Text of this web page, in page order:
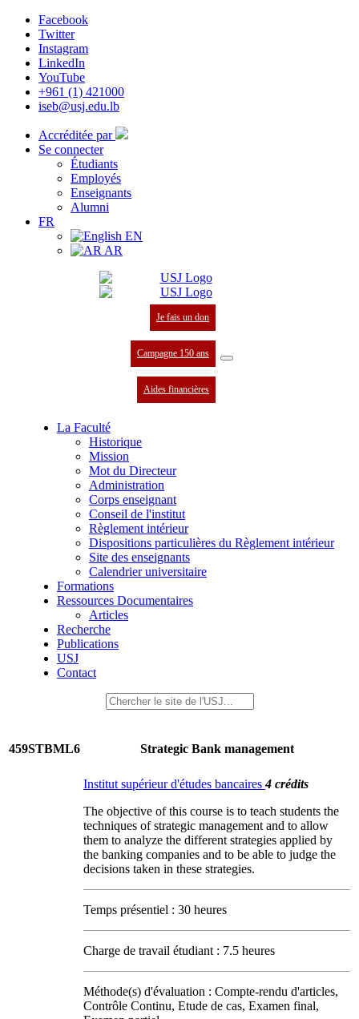
Facebook
Twitter
Instagram
LinkedIn
YouTube
+961 (1) 421000
iseb@usj.edu.lb
Accréditée par
Se connecter
Étudiants
Employés
Enseignants
Alumni
FR
EN
AR
Je fais un don
Campagne 150 ans
Aides financières
La Faculté
Historique
Mission
Mot du Directeur
Administration
Corps enseignant
Conseil de l'institut
Règlement intérieur
Dispositions particulières du Règlement intérieur
Site des enseignants
Calendrier universitaire
Formations
Ressources Documentaires
Articles
Recherche
Publications
USJ
Contact
459STBML6 Strategic Bank management
Institut supérieur d'études bancaires4 crédits
The objective of this course is to teach students the
techniques of strategic management and to allow
them to analyze the different strategies applied by
the banking companies and to be able to judge the
decisions taken in these strategies.
Temps présentiel : 30 heures
Charge de travail étudiant : 7.5 heures
Méthode(s) d'évaluation : Compte-rendu d'articles,
Contrôle Continu, Etude de cas, Examen final,